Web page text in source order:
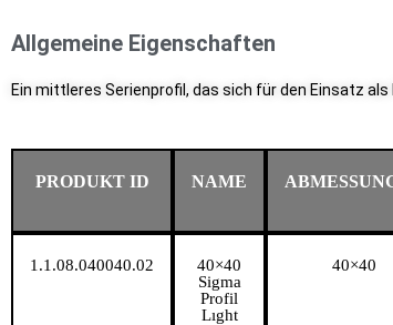
Allgemeine Eigenschaften
Ein mittleres Serienprofil, das sich für den Einsatz
PRODUKT ID NAME
1.1.08.040040.02
40×40
Sigma
Profil
Lıght
40×40